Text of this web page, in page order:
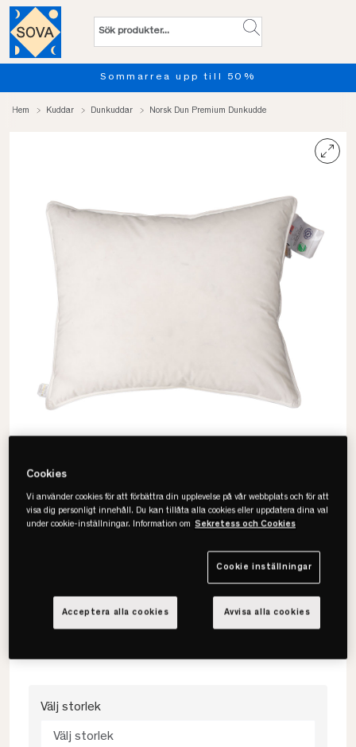
Sommarrea upp till 50%
Hem Kuddar Dunkuddar Norsk Dun Premium Dunkudde
• 100% dun från Myskand
Välj storlek
Välj storlek
Cookies
Vi använder cookies för att förbättra din upplevelse på vår webbplats och för att
visa dig personligt innehåll. Du kan tillåta alla cookies eller uppdatera dina val
under cookie-inställningar. Information om Sekretess och Cookies
Cookie inställningar
Avvisa alla cookies
Acceptera alla cookies